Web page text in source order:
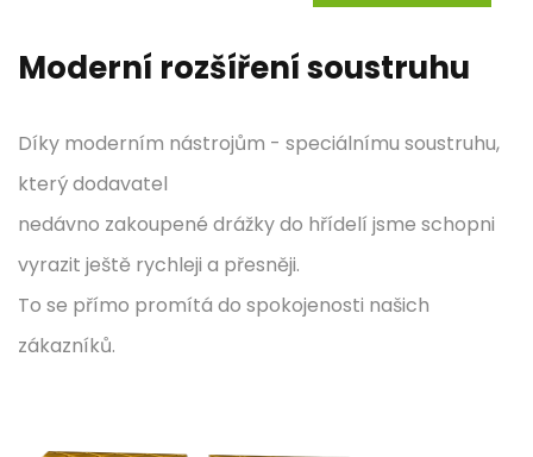
Moderní rozšíření soustruhu
Díky moderním nástrojům - speciálnímu soustruhu,
který dodavatel
nedávno zakoupené drážky do hřídelí jsme schopni
vyrazit ještě rychleji a přesněji.
To se přímo promítá do spokojenosti našich
zákazníků.